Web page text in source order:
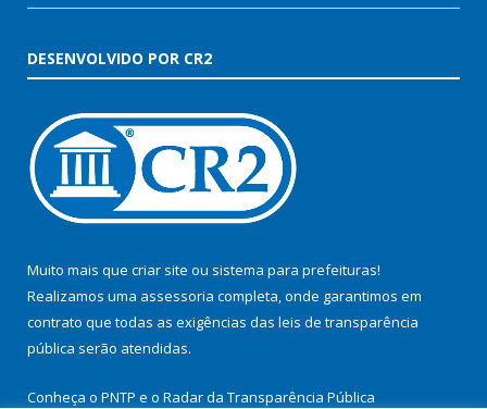
DESENVOLVIDO POR CR2
Muito mais que criar site ou sistema para prefeituras!
Realizamos uma assessoria completa, onde garantimos em
contrato que todas as exigências das leis de transparência
pública serão atendidas.
Conheça o PNTP e o Radar da Transparência Pública